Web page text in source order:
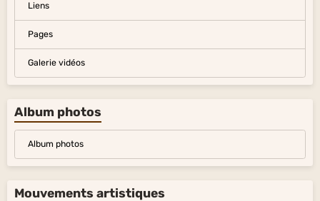
Liens
Pages
Galerie vidéos
Album photos
Album photos
Mouvements artistiques